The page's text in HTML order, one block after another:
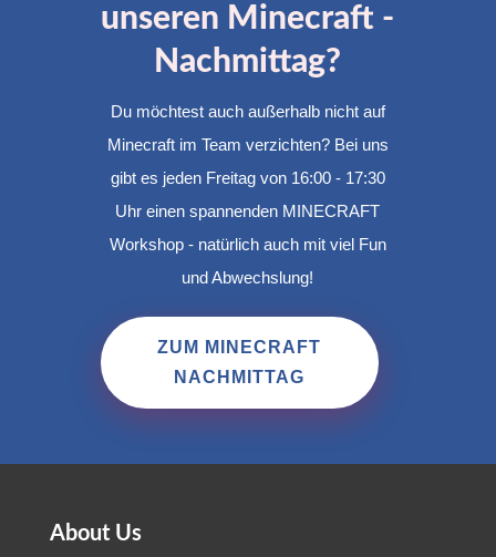
unseren Minecraft -
Nachmittag?
Du möchtest auch außerhalb nicht auf
Minecraft im Team verzichten? Bei uns
gibt es jeden Freitag von 16:00 - 17:30
Uhr einen spannenden MINECRAFT
Workshop - natürlich auch mit viel Fun
und Abwechslung!
ZUM MINECRAFT
NACHMITTAG
About Us